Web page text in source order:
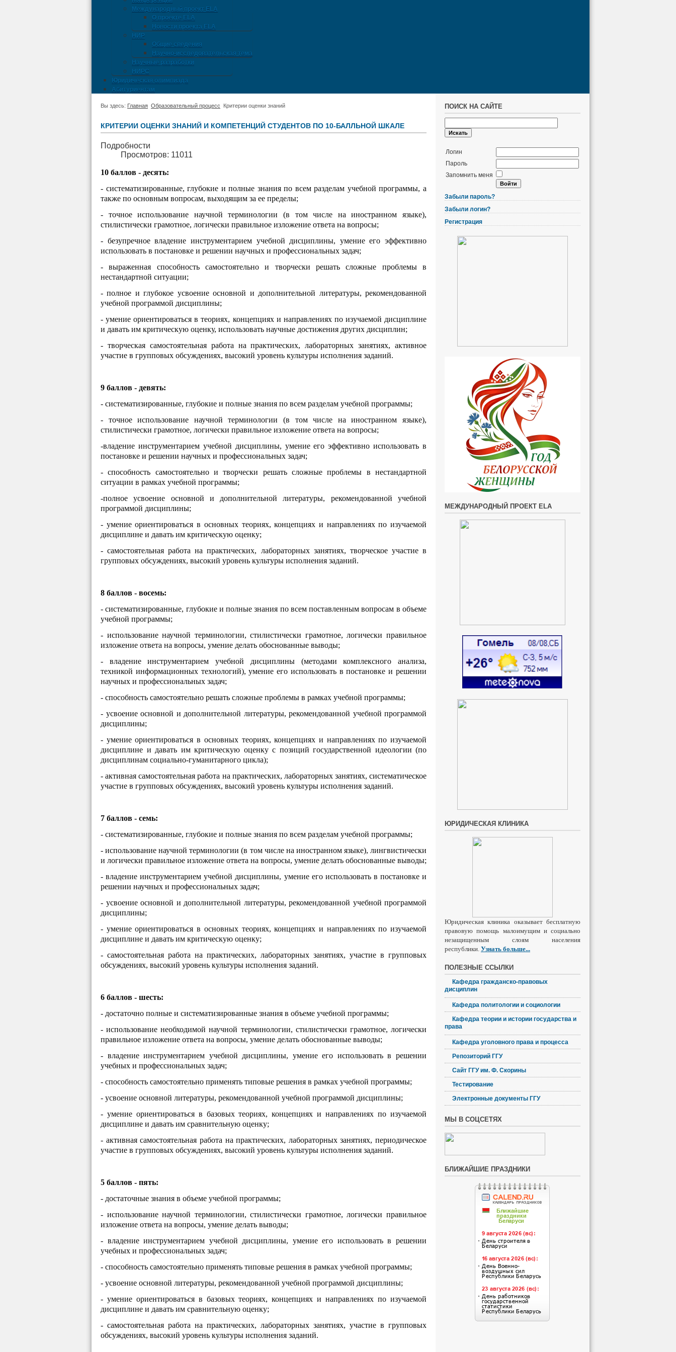
Международный проект ELA
О проекте ELA
Новости проекта ELA
НИР
Общие сведения
Научно-исследовательская тема
Научные разработки
НИРС
Юридическая олимпиада
Абитуриентам
Вы здесь: Главная Образовательный процесс Критерии оценки знаний
КРИТЕРИИ ОЦЕНКИ ЗНАНИЙ И КОМПЕТЕНЦИЙ СТУДЕНТОВ ПО 10-БАЛЛЬНОЙ ШКАЛЕ
Подробности
Просмотров: 11011
10 баллов - десять:
- систематизированные, глубокие и полные знания по всем разделам учебной программы, а
также по основным вопросам, выходящим за ее пределы;
- точное использование научной терминологии (в том числе на иностранном языке),
стилистически грамотное, логически правильное изложение ответа на вопросы;
- безупречное владение инструментарием учебной дисциплины, умение его эффективно
использовать в постановке и решении научных и профессиональных задач;
- выраженная способность самостоятельно и творчески решать сложные проблемы в
нестандартной ситуации;
- полное и глубокое усвоение основной и дополнительной литературы, рекомендованной
учебной программой дисциплины;
- умение ориентироваться в теориях, концепциях и направлениях по изучаемой дисциплине
и давать им критическую оценку, использовать научные достижения других дисциплин;
- творческая самостоятельная работа на практических, лабораторных занятиях, активное
участие в групповых обсуждениях, высокий уровень культуры исполнения заданий.
9 баллов - девять:
- систематизированные, глубокие и полные знания по всем разделам учебной программы;
- точное использование научной терминологии (в том числе на иностранном языке),
стилистически грамотное, логически правильное изложение ответа на вопросы;
-владение инструментарием учебной дисциплины, умение его эффективно использовать в
постановке и решении научных и профессиональных задач;
- способность самостоятельно и творчески решать сложные проблемы в нестандартной
ситуации в рамках учебной программы;
-полное усвоение основной и дополнительной литературы, рекомендованной учебной
программой дисциплины;
- умение ориентироваться в основных теориях, концепциях и направлениях по изучаемой
дисциплине и давать им критическую оценку;
- самостоятельная работа на практических, лабораторных занятиях, творческое участие в
групповых обсуждениях, высокий уровень культуры исполнения заданий.
8 баллов - восемь:
- систематизированные, глубокие и полные знания по всем поставленным вопросам в объеме
учебной программы;
- использование научной терминологии, стилистически грамотное, логически правильное
изложение ответа на вопросы, умение делать обоснованные выводы;
- владение инструментарием учебной дисциплины (методами комплексного анализа,
техникой информационных технологий), умение его использовать в постановке и решении
научных и профессиональных задач;
- способность самостоятельно решать сложные проблемы в рамках учебной программы;
- усвоение основной и дополнительной литературы, рекомендованной учебной программой
дисциплины;
- умение ориентироваться в основных теориях, концепциях и направлениях по изучаемой
дисциплине и давать им критическую оценку с позиций государственной идеологии (по
дисциплинам социально-гуманитарного цикла);
- активная самостоятельная работа на практических, лабораторных занятиях, систематическое
участие в групповых обсуждениях, высокий уровень культуры исполнения заданий.
7 баллов - семь:
- систематизированные, глубокие и полные знания по всем разделам учебной программы;
- использование научной терминологии (в том числе на иностранном языке), лингвистически
и логически правильное изложение ответа на вопросы, умение делать обоснованные выводы;
- владение инструментарием учебной дисциплины, умение его использовать в постановке и
решении научных и профессиональных задач;
- усвоение основной и дополнительной литературы, рекомендованной учебной программой
дисциплины;
- умение ориентироваться в основных теориях, концепциях и направлениях по изучаемой
дисциплине и давать им критическую оценку;
- самостоятельная работа на практических, лабораторных занятиях, участие в групповых
обсуждениях, высокий уровень культуры исполнения заданий.
6 баллов - шесть:
- достаточно полные и систематизированные знания в объеме учебной программы;
- использование необходимой научной терминологии, стилистически грамотное, логически
правильное изложение ответа на вопросы, умение делать обоснованные выводы;
- владение инструментарием учебной дисциплины, умение его использовать в решении
учебных и профессиональных задач;
- способность самостоятельно применять типовые решения в рамках учебной программы;
- усвоение основной литературы, рекомендованной учебной программой дисциплины;
- умение ориентироваться в базовых теориях, концепциях и направлениях по изучаемой
дисциплине и давать им сравнительную оценку;
- активная самостоятельная работа на практических, лабораторных занятиях, периодическое
участие в групповых обсуждениях, высокий уровень культуры исполнения заданий.
5 баллов - пять:
- достаточные знания в объеме учебной программы;
- использование научной терминологии, стилистически грамотное, логически правильное
изложение ответа на вопросы, умение делать выводы;
- владение инструментарием учебной дисциплины, умение его использовать в решении
учебных и профессиональных задач;
- способность самостоятельно применять типовые решения в рамках учебной программы;
- усвоение основной литературы, рекомендованной учебной программой дисциплины;
- умение ориентироваться в базовых теориях, концепциях и направлениях по изучаемой
дисциплине и давать им сравнительную оценку;
- самостоятельная работа на практических, лабораторных занятиях, участие в групповых
обсуждениях, высокий уровень культуры исполнения заданий.
ПОИСК НА САЙТЕ
Логин
Пароль
Запомнить меня
Забыли пароль?
Забыли логин?
Регистрация
МЕЖДУНАРОДНЫЙ ПРОЕКТ ELA
ЮРИДИЧЕСКАЯ КЛИНИКА
Юридическая клиника оказывает бесплатную
правовую помощь малоимущим и социально
незащищенным слоям населения
республики. Узнать больше...
ПОЛЕЗНЫЕ ССЫЛКИ
Кафедра гражданско-правовых
дисциплин
Кафедра политологии и социологии
Кафедра теории и истории государства и
права
Кафедра уголовного права и процесса
Репозиторий ГГУ
Сайт ГГУ им. Ф. Скорины
Тестирование
Электронные документы ГГУ
МЫ В СОЦСЕТЯХ
БЛИЖАЙШИЕ ПРАЗДНИКИ